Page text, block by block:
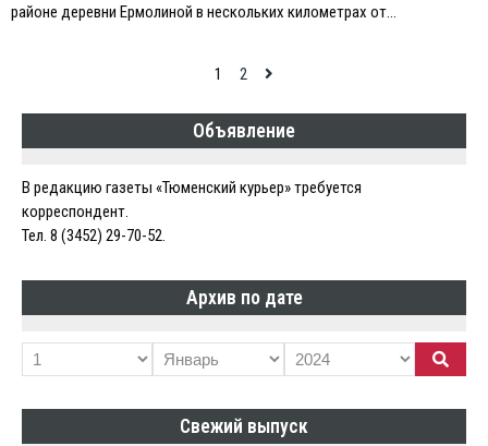
районе деревни Eрмолиной в нескольких километрах от…
по
записям
1 2
Объявление
В редакцию газеты «Тюменский курьер» требуется
корреспондент.
Тел. 8 (3452) 29-70-52.
Архив по дате
Свежий выпуск